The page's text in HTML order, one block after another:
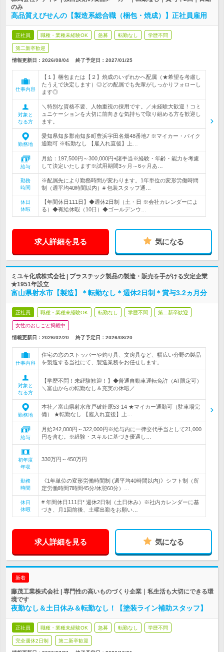
のみ
高品質えびせんの【製造系総合職（梱包・焼成）】正社員雇用
正社員 職種・業種未経験OK 急募 転勤なし 学歴不問
第二新卒歓迎
情報更新日：2026/08/04 終了予定日： 2027/01/25
仕事内容
【１】梱包または【２】焼成のいずれかへ配属（★希望を考慮し
たうえで決定します）◎どの配属でも先輩がしっかりフォローし
ます◎
対象と
なる方
＼特別な資格不要、人物重視の採用です。／未経験大歓迎！コミ
ュニケーションを大切に前向きな気持ちで取り組める方を歓迎し
ます。
勤務地
愛知県知多郡南知多町豊浜字田名畑48番地7 ※マイカー・バイク
通勤可 ※転勤なし 【雇入れ直後】上…
給与
月給：197,500円～300,000円+諸手当※経験・年齢・能力を考慮
して決定いたします※試用期間3ヶ月～6ヶ月あ…
勤務
時間
※配属先により勤務時間が変わります。1年単位の変形労働時間
制（週平均40時間以内）# 包装スタッフ通…
休日
休暇
【年間休日111日】◆週休2日制（土・日 ※会社カレンダーによ
る）◆有給休暇（10日）◆ゴールデンウ…
求人詳細を見る 気になる
ミユキ化成株式会社 | プラスチック製品の製造・販売を手がける安定企業
★1951年設立
富山県射水市【製造】＊転勤なし＊週休2日制＊賞与3.2ヵ月分
正社員 職種・業種未経験OK 転勤なし 学歴不問 第二新卒歓迎
女性のおしごと掲載中
情報更新日：2026/02/20 終了予定日： 2026/08/20
仕事内容
住宅の窓のストッパーや釣り具、文房具など、幅広い分野の製品
を製造する当社にて、製造業務をお任せします。
対象と
なる方
【学歴不問！未経験歓迎！】◆普通自動車運転免許（AT限定可）
＼富山からの転勤なし＆充実の休暇／
勤務地
本社／富山県射水市戸破針原53-14 ★マイカー通勤可（駐車場完
備） ★転勤なし 【雇入れ直後】上…
給与
月給242,000円～322,000円※給与内に一律交代手当として21,000
円を含む。※経験・スキルに基づき優遇し…
初年度
年収
330万円～450万円
勤務
時間
《1年単位の変形労働時間制 (週平均40時間以内)》シフト制（所
定労働時間7時間45分/休憩60分）…
休日
休暇
# 年間休日111日* 週休2日制（土日休み）※社内カレンダーに基
づき、月1回前後、土曜出勤をお願い…
求人詳細を見る 気になる
新着
藤茂工業株式会社 | 専門性の高いものづくり企業｜私生活も大切にできる環
境です
夜勤なし＆土日休み＆転勤なし！【塗装ライン補助スタッフ】
正社員 職種・業種未経験OK 急募 転勤なし 学歴不問
完全週休2日制 第二新卒歓迎